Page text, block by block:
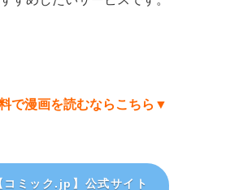
で漫画を読むならこちら▼
コミック.jp 】公式サイト